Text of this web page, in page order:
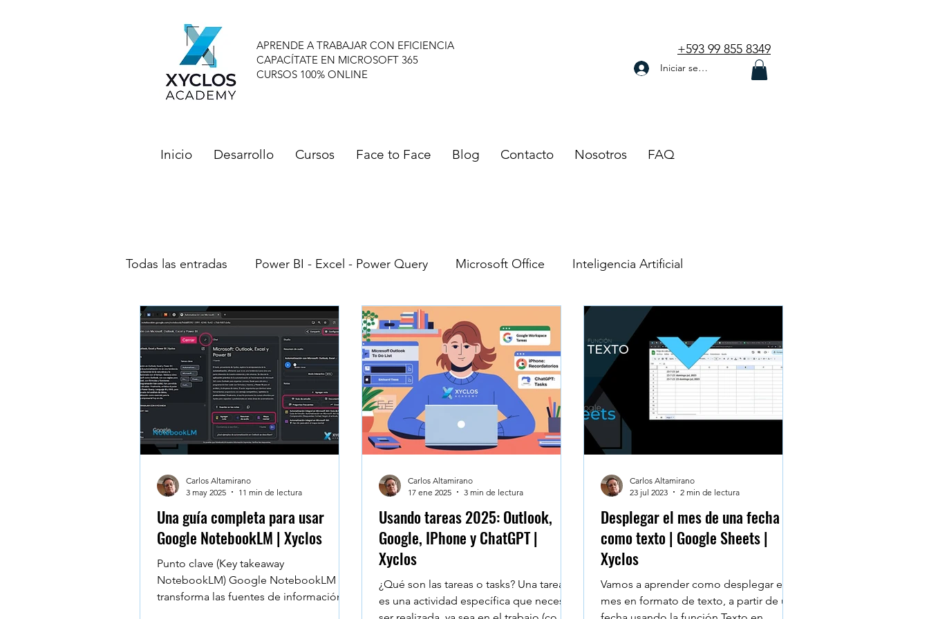
APRENDE A TRABAJAR CON EFICIENCIA
CAPACÍTATE EN MICROSOFT 365
CURSOS 100% ONLINE
+593 99 855 8349
Iniciar sesión
Inicio Desarrollo Cursos Face to Face Blog Contacto Nosotros FAQ
Todas las entradas Power BI - Excel - Power Query Microsoft Office Inteligencia Artificial
Testimonios - Reviews - Alumnos Microsoft Project - Planner Navegadores Marketing digital
Microsoft Teams Google Workspace Data Heroes Face to Face Seguridad Digital
Windows 10 Claude Desktop Claude en Excel
Una guía completa para usar
Google NotebookLM | Xyclos
Punto clave (Key takeaway
NotebookLM) Google NotebookLM
transforma las fuentes de información
Carlos Altamirano
3 may 2025
11 min de lectura
Usando tareas 2025: Outlook,
Google, IPhone y ChatGPT |
Xyclos
¿Qué son las tareas o tasks? Una tarea
es una actividad específica que necesita
Carlos Altamirano
17 ene 2025
3 min de lectura
Desplegar el mes de una fecha
como texto | Google Sheets |
Xyclos
Vamos a aprender como desplegar el
mes en formato de texto, a partir de una
Carlos Altamirano
23 jul 2023
2 min de lectura